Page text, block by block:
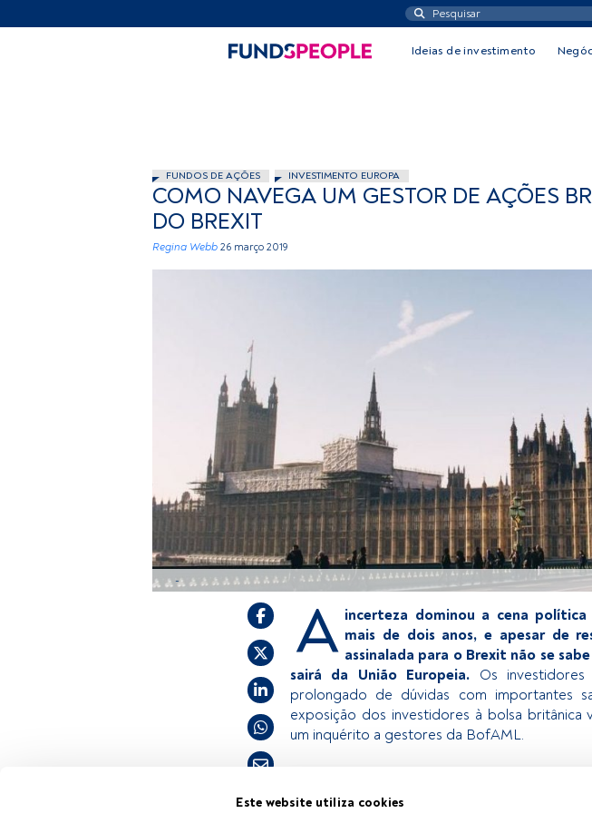
Este website utiliza cookies
Ideias de investimento
FUNDOS DE AÇÕES INVESTIMENTO EUROPA
COMO NAVEGA UM GESTOR DE AÇÕES
DO BREXIT
Regina Webb 26 março 2019
-
A incerteza dominou a cena
mais de dois anos, e apesar de
assinalada para o Brexit não se
sairá da União Europeia. Os
prolongado de dúvidas com importantes
exposição dos investidores à bolsa britânica
um inquérito a gestores da BofAML.
Este é um artigo exclusivo para os